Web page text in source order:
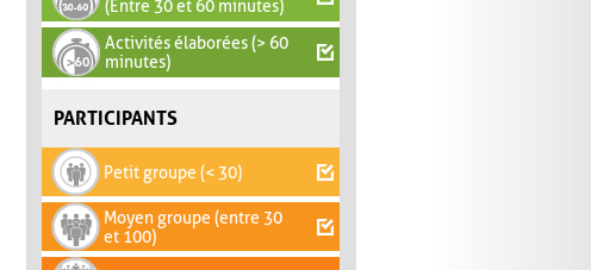
(Entre 30 et 60 minutes)
Activités élaborées (> 60
minutes)
PARTICIPANTS
Petit groupe (< 30)
Moyen groupe (entre 30
et 100)